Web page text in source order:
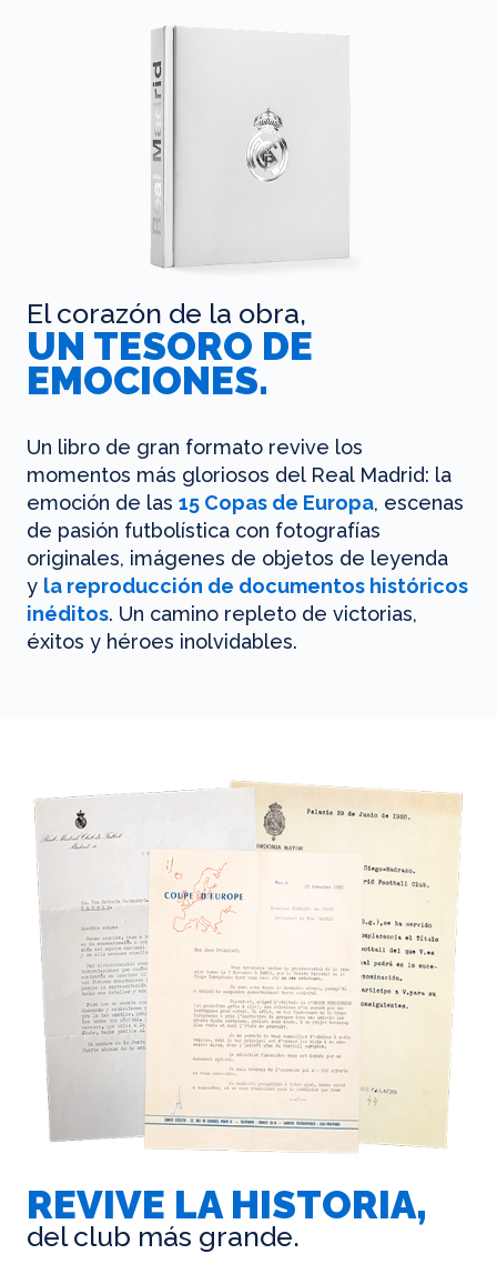
El corazón de la obra,
UN TESORO DE
EMOCIONES.
Un libro de gran formato revive los
momentos más gloriosos del Real Madrid: la
emoción de las 15 Copas de Europa, escenas
de pasión futbolística con fotografías
originales, imágenes de objetos de leyenda
y la reproducción de documentos históricos
inéditos. Un camino repleto de victorias,
éxitos y héroes inolvidables.
REVIVE LA HISTORIA,
del club más grande.